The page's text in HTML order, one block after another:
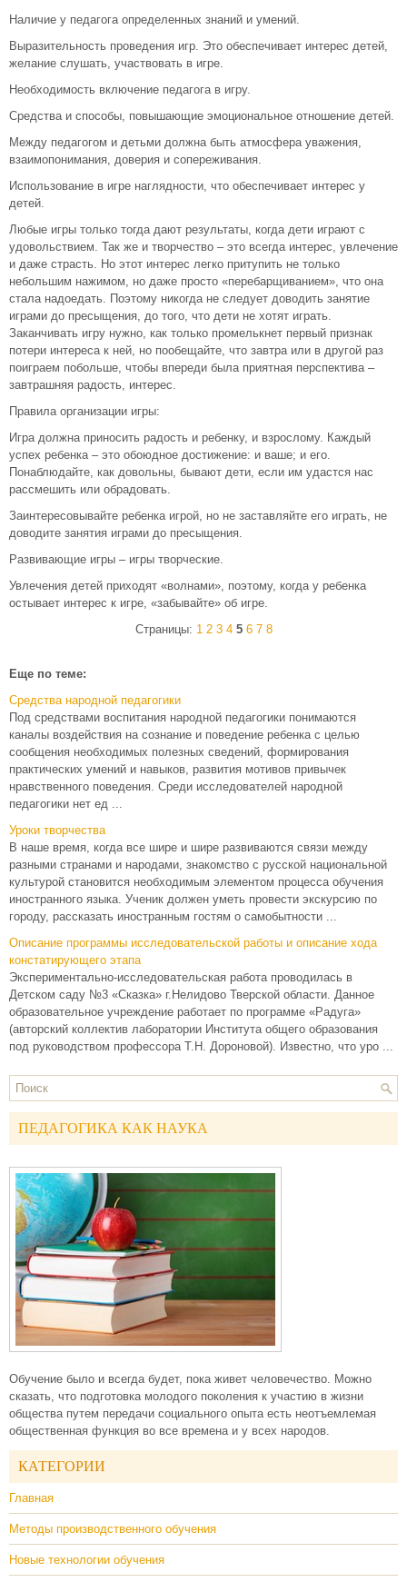
Наличие у педагога определенных знаний и умений.
Выразительность проведения игр. Это обеспечивает интерес детей,
желание слушать, участвовать в игре.
Необходимость включение педагога в игру.
Средства и способы, повышающие эмоциональное отношение детей.
Между педагогом и детьми должна быть атмосфера уважения,
взаимопонимания, доверия и сопереживания.
Использование в игре наглядности, что обеспечивает интерес у
детей.
Любые игры только тогда дают результаты, когда дети играют с
удовольствием. Так же и творчество – это всегда интерес, увлечение
и даже страсть. Но этот интерес легко притупить не только
небольшим нажимом, но даже просто «перебарщиванием», что она
стала надоедать. Поэтому никогда не следует доводить занятие
играми до пресыщения, до того, что дети не хотят играть.
Заканчивать игру нужно, как только промелькнет первый признак
потери интереса к ней, но пообещайте, что завтра или в другой раз
поиграем побольше, чтобы впереди была приятная перспектива –
завтрашняя радость, интерес.
Правила организации игры:
Игра должна приносить радость и ребенку, и взрослому. Каждый
успех ребенка – это обоюдное достижение: и ваше; и его.
Понаблюдайте, как довольны, бывают дети, если им удастся нас
рассмешить или обрадовать.
Заинтересовывайте ребенка игрой, но не заставляйте его играть, не
доводите занятия играми до пресыщения.
Развивающие игры – игры творческие.
Увлечения детей приходят «волнами», поэтому, когда у ребенка
остывает интерес к игре, «забывайте» об игре.
Страницы: 1 2 3 4 5 6 7 8
Еще по теме:
Средства народной педагогики
Под средствами воспитания народной педагогики понимаются
каналы воздействия на сознание и поведение ребенка с целью
сообщения необходимых полезных сведений, формирования
практических умений и навыков, развития мотивов привычек
нравственного поведения. Среди исследователей народной
педагогики нет ед ...
Уроки творчества
В наше время, когда все шире и шире развиваются связи между
разными странами и народами, знакомство с русской национальной
культурой становится необходимым элементом процесса обучения
иностранного языка. Ученик должен уметь провести экскурсию по
городу, рассказать иностранным гостям о самобытности ...
Описание программы исследовательской работы и описание хода
констатирующего этапа
Экспериментально-исследовательская работа проводилась в
Детском саду №3 «Сказка» г.Нелидово Тверской области. Данное
образовательное учреждение работает по программе «Радуга»
(авторский коллектив лаборатории Института общего образования
под руководством профессора Т.Н. Дороновой). Известно, что уро ...
ПЕДАГОГИКА КАК НАУКА
Обучение было и всегда будет, пока живет человечество. Можно
сказать, что подготовка молодого поколения к участию в жизни
общества путем передачи социального опыта есть неотъемлемая
общественная функция во все времена и у всех народов.
КАТЕГОРИИ
Главная
Методы производственного обучения
Новые технологии обучения